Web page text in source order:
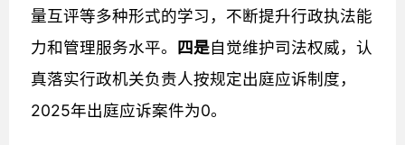
量互评等多种形式的学习，不断提升行政执法能
力和管理服务水平。 四是自觉维护司法权威，认
真落实行政机关负责人按规定出庭应诉制度，
2025年出庭应诉案件为0。